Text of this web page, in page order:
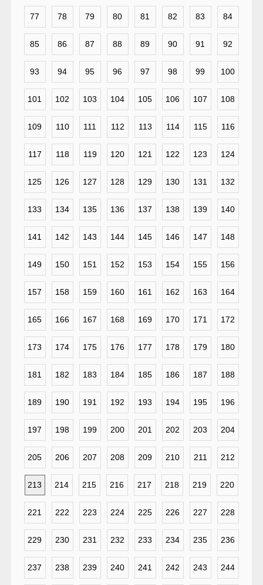
77 78 79 80 81 82 83 84
85 86 87 88 89 90 91 92
93 94 95 96 97 98 99 100
101 102 103 104 105 106 107 108
109 110 111 112 113 114 115 116
117 118 119 120 121 122 123 124
125 126 127 128 129 130 131 132
133 134 135 136 137 138 139 140
141 142 143 144 145 146 147 148
149 150 151 152 153 154 155 156
157 158 159 160 161 162 163 164
165 166 167 168 169 170 171 172
173 174 175 176 177 178 179 180
181 182 183 184 185 186 187 188
189 190 191 192 193 194 195 196
197 198 199 200 201 202 203 204
205 206 207 208 209 210 211 212
213 214 215 216 217 218 219 220
221 222 223 224 225 226 227 228
229 230 231 232 233 234 235 236
237 238 239 240 241 242 243 244